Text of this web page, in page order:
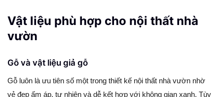
Vật liệu phù hợp cho nội thất nhà
vườn
Gỗ và vật liệu giả gỗ
Gỗ luôn là ưu tiên số một trong thiết kế nội thất nhà vườn nhờ
vẻ đẹp ấm áp, tự nhiên và dễ kết hợp với không gian xanh. Tùy